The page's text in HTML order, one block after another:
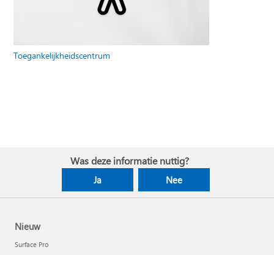
Toegankelijkheidscentrum
Was deze informatie nuttig?
Ja Nee
Nieuw
Surface Pro